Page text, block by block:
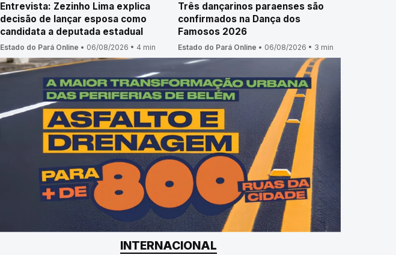
Entrevista: Zezinho Lima explica
decisão de lançar esposa como
candidata a deputada estadual
Estado do Pará Online • 06/08/2026 • 4 min
Três dançarinos paraenses são
confirmados na Dança dos
Famosos 2026
Estado do Pará Online • 06/08/2026 • 3 min
INTERNACIONAL